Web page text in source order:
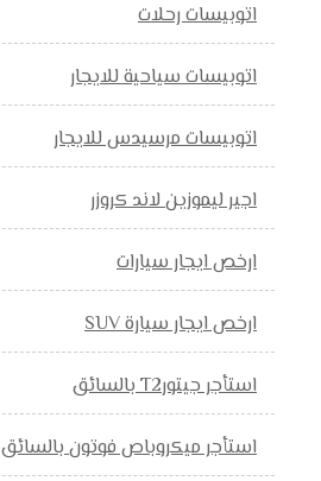
اتوبيسات رحلات
اتوبيسات سياحية للايجار
اتوبيسات مرسيدس للايجار
اجير ليموزين لاند كروزر
ارخص ايجار سيارات
ارخص ايجار سيارة SUV
استأجر جيتورT2 بالسائق
استأجر ميكروباص فوتون بالسائق